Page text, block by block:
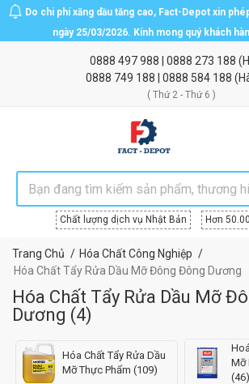
Do chi phí xăng dầu tăng cao, Fact-Depot xin
ngày 25/03/2026. Kính mong quý khách
0888 497 988 0888 273 188
0888 749 188
0888 584 188
( Thứ 2 - Thứ 6 )
Chất lượng dịch vụ Nhật Bản Hơn
Trang Chủ
Hóa Chất Công Nghiệp
Hóa Chất Tẩy Rửa Dầu Mỡ Đông Đông Dương
Hóa Chất Tẩy Rửa Dầu Mỡ
Dương (4)
Hóa Chất Tẩy Rửa Dầu
Mỡ Thực Phẩm (109)
Mỡ
(46)